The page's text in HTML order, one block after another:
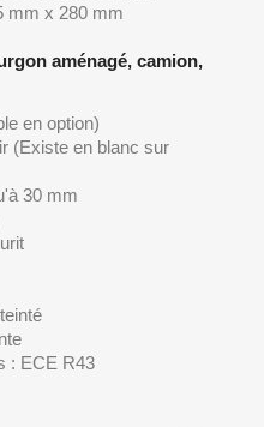
mm x 280 mm
aménagé, camion,
en option)
(Existe en blanc sur
30 mm
: ECE R43